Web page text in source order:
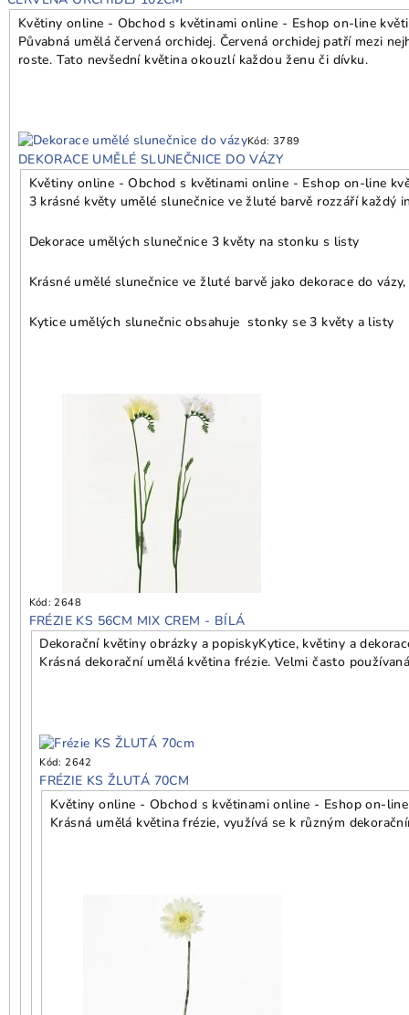
Květiny online - Obchod s květinami online - Eshop on-line
Půvabná umělá červená orchidej. Červená orchidej patří mezi
roste. Tato nevšední květina okouzlí každou ženu či dívku.
Kód: 3789
DEKORACE UMĚLÉ SLUNEČNICE DO VÁZY
Květiny online - Obchod s květinami online - Eshop on-line
3 krásné květy umělé slunečnice ve žluté barvě rozzáří každý
Dekorace umělých slunečnice 3 květy na stonku s listy
Krásné umělé slunečnice ve žluté barvě jako dekorace do
Kytice umělých slunečnic obsahuje stonky se 3 květy a listy
Kód: 2648
FRÉZIE KS 56CM MIX CREM - BÍLÁ
Dekorační květiny obrázky a popiskyKytice, květiny a
Krásná dekorační umělá květina frézie. Velmi často
Kód: 2642
FRÉZIE KS ŽLUTÁ 70CM
Květiny online - Obchod s květinami online - Eshop on-
Krásná umělá květina frézie, využívá se k různým